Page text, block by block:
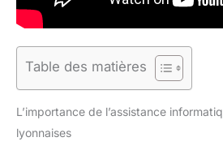
Table des matières
L’importance de l’assistance
lyonnaises